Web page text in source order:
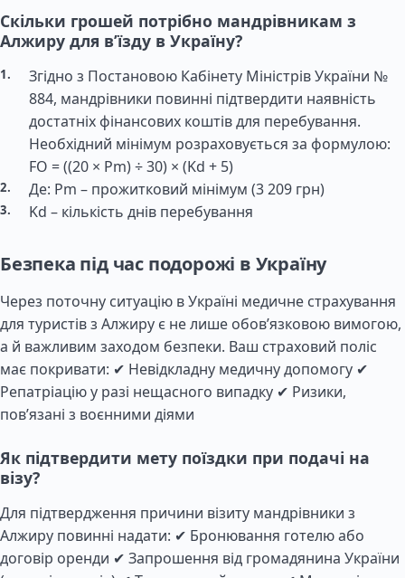
Скільки грошей потрібно мандрівникам з
Алжиру для в’їзду в Україну?
Згідно з Постановою Кабінету Міністрів України №
884, мандрівники повинні підтвердити наявність
достатніх фінансових коштів для перебування.
Необхідний мінімум розраховується за формулою:
FO = ((20 × Pm) ÷ 30) × (Kd + 5)
Де: Pm – прожитковий мінімум (3 209 грн)
Kd – кількість днів перебування
Безпека під час подорожі в Україну
Через поточну ситуацію в Україні медичне страхування
для туристів з Алжиру є не лише обов’язковою вимогою,
а й важливим заходом безпеки. Ваш страховий поліс
має покривати: ✔ Невідкладну медичну допомогу ✔
Репатріацію у разі нещасного випадку ✔ Ризики,
пов’язані з воєнними діями
Як підтвердити мету поїздки при подачі на
візу?
Для підтвердження причини візиту мандрівники з
Алжиру повинні надати: ✔ Бронювання готелю або
договір оренди ✔ Запрошення від громадянина України